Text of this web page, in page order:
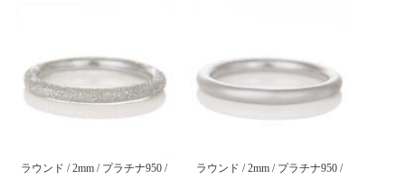
ラウンド / 2mm / プラチナ950 /
ラウンド / 2mm / プラチナ950 /